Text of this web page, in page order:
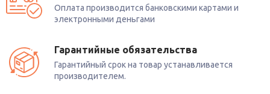
Оплата производится банковскими картами и
электронными деньгами
Гарантийные обязательства
Гарантийный срок на товар устанавливается
производителем.